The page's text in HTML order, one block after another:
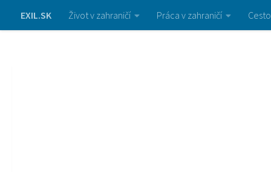
EXIL.SK Život v zahraničí Práca v zahraničí